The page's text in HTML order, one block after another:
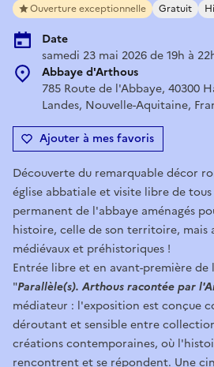
Ouverture exceptionnelle Gratuit
Date
samedi 23 mai 2026 de 19h à
Abbaye d'Arthous
785 Route de l'Abbaye, 40300
Landes, Nouvelle-Aquitaine,
Ajouter à mes favoris
Découverte du remarquable décor
église abbatiale et visite libre de tous
permanent de l'abbaye aménagés
histoire, celle de son territoire, mais
médiévaux et préhistoriques !
Entrée libre et en avant-première de
"Parallèle(s). Arthous racontée par
médiateur : l'exposition est conçue
déroutant et sensible entre
créations contemporaines, où
rencontrent et se répondent. Une